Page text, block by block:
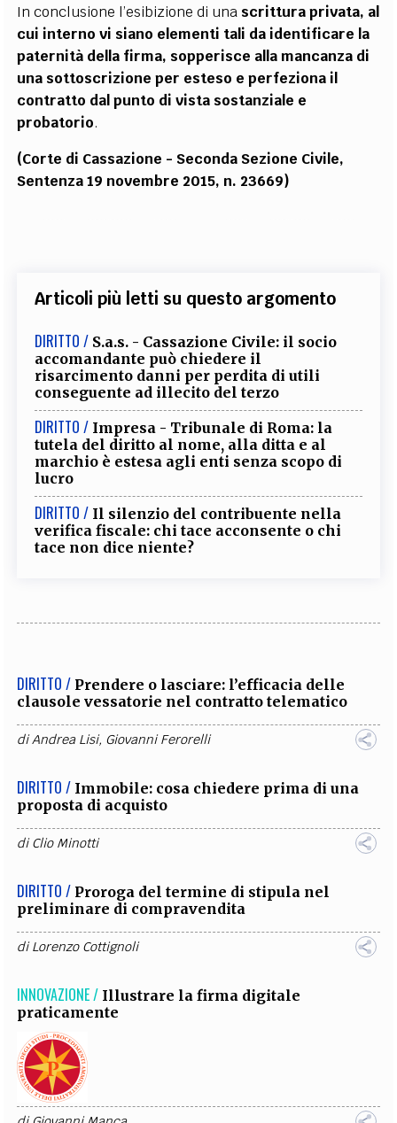
In conclusione l’esibizione di una scrittura privata, al
cui interno vi siano elementi tali da identificare la
paternità della firma, sopperisce alla mancanza di
una sottoscrizione per esteso e perfeziona il
contratto dal punto di vista sostanziale e
probatorio.
(Corte di Cassazione - Seconda Sezione Civile,
Sentenza 19 novembre 2015, n. 23669)
Articoli più letti su questo argomento
DIRITTO / S.a.s. - Cassazione Civile: il socio
accomandante può chiedere il
risarcimento danni per perdita di utili
conseguente ad illecito del terzo
DIRITTO / Impresa - Tribunale di Roma: la
tutela del diritto al nome, alla ditta e al
marchio è estesa agli enti senza scopo di
lucro
DIRITTO / Il silenzio del contribuente nella
verifica fiscale: chi tace acconsente o chi
tace non dice niente?
DIRITTO / Prendere o lasciare: l’efficacia delle
clausole vessatorie nel contratto telematico
diAndrea Lisi, Giovanni Ferorelli
DIRITTO / Immobile: cosa chiedere prima di una
proposta di acquisto
diClio Minotti
DIRITTO / Proroga del termine di stipula nel
preliminare di compravendita
diLorenzo Cottignoli
INNOVAZIONE / Illustrare la firma digitale
praticamente